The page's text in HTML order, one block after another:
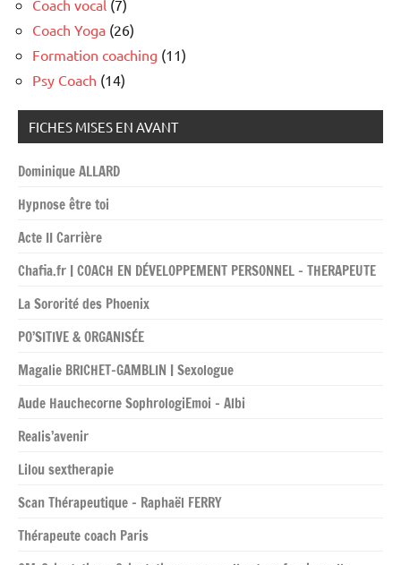
Coach vocal (7)
Coach Yoga (26)
Formation coaching (11)
Psy Coach (14)
FICHES MISES EN AVANT
Dominique ALLARD
Hypnose être toi
Acte II Carrière
Chafia.fr | COACH EN DÉVELOPPEMENT PERSONNEL – THERAPEUTE
La Sororité des Phoenix
PO’SITIVE & ORGANISÉE
Magalie BRICHET-GAMBLIN | Sexologue
Aude Hauchecorne SophrologiEmoi – Albi
Realis’avenir
Lilou sextherapie
Scan Thérapeutique – Raphaël FERRY
Thérapeute coach Paris